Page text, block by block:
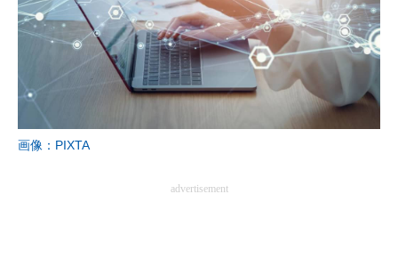
好きが集まる 比べて選べる
ビジネスと働き方のヒント
AI活用のいまが分かる
画像：PIXTA
advertisement